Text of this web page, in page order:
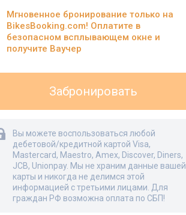
Мгновенное бронирование только на
BikesBooking.com! Оплатите в
безопасном всплывающем окне и
получите Ваучер
Забронировать
Вы можете воспользоваться любой
дебетовой/кредитной картой Visa,
Mastercard, Maestro, Amex, Discover, Diners,
JCB, Unionpay. Мы не храним данные вашей
карты и никогда не делимся этой
информацией с третьими лицами. Для
граждан РФ возможна оплата по СБП!